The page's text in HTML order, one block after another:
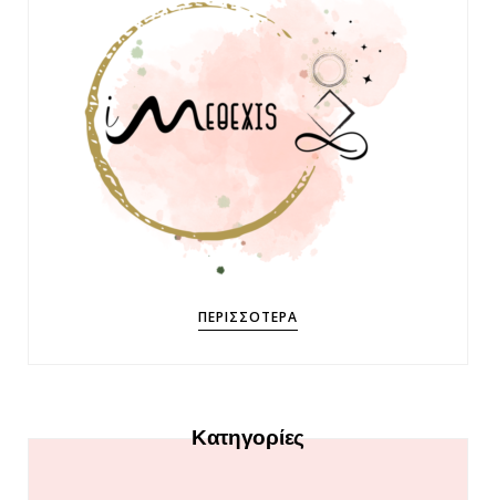
ΠΕΡΙΣΣΌΤΕΡΑ
Κατηγορίες